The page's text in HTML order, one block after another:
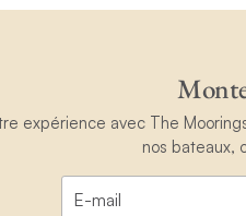
expérience avec The
nos bateaux,